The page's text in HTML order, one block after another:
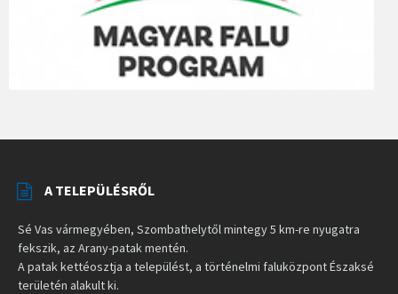
A TELEPÜLÉSRŐL
Sé Vas vármegyében, Szombathelytől mintegy 5 km-re nyugatra
fekszik, az Arany-patak mentén.
A patak kettéosztja a települést, a történelmi faluközpont Északsé
területén alakult ki.